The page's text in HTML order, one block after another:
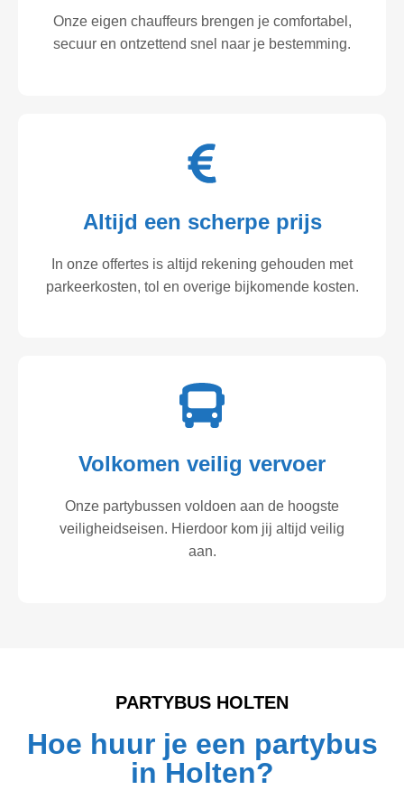
Onze eigen chauffeurs brengen je comfortabel,
secuur en ontzettend snel naar je bestemming.
Altijd een scherpe prijs
In onze offertes is altijd rekening gehouden met
parkeerkosten, tol en overige bijkomende kosten.
Volkomen veilig vervoer
Onze partybussen voldoen aan de hoogste
veiligheidseisen. Hierdoor kom jij altijd veilig
aan.
PARTYBUS HOLTEN
Hoe huur je een partybus
in Holten?